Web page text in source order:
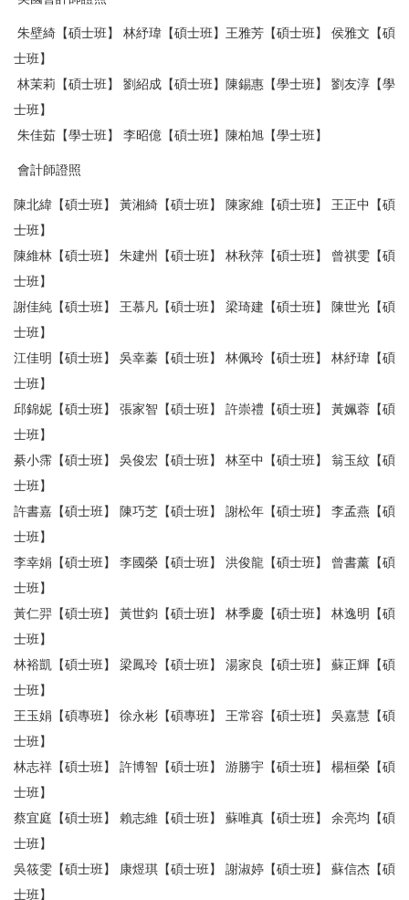
朱壁綺【碩士班】 林紓瑋【碩士班】王雅芳【碩士班】 侯雅文【碩
士班】
林茉莉【碩士班】 劉紹成【碩士班】陳錫惠【學士班】 劉友淳【學
士班】
朱佳茹【學士班】 李昭億【碩士班】陳柏旭【學士班】
會計師證照
陳北緯【碩士班】 黃湘綺【碩士班】 陳家維【碩士班】 王正中【碩
士班】
陳維林【碩士班】 朱建州【碩士班】 林秋萍【碩士班】 曾祺雯【碩
士班】
謝佳純【碩士班】 王慕凡【碩士班】 梁琦建【碩士班】 陳世光【碩
士班】
江佳明【碩士班】 吳幸蓁【碩士班】 林佩玲【碩士班】 林紓瑋【碩
士班】
邱錦妮【碩士班】 張家智【碩士班】 許崇禮【碩士班】 黃姵蓉【碩
士班】
綦小霈【碩士班】 吳俊宏【碩士班】 林至中【碩士班】 翁玉紋【碩
士班】
許書嘉【碩士班】 陳巧芝【碩士班】 謝松年【碩士班】 李孟燕【碩
士班】
李幸娟【碩士班】 李國榮【碩士班】 洪俊龍【碩士班】 曾書薰【碩
士班】
黃仁羿【碩士班】 黃世鈞【碩士班】 林季慶【碩士班】 林逸明【碩
士班】
林裕凱【碩士班】 梁鳳玲【碩士班】 湯家良【碩士班】 蘇正輝【碩
士班】
王玉娟【碩專班】 徐永彬【碩專班】 王常容【碩士班】 吳嘉慧【碩
士班】
林志祥【碩士班】 許博智【碩士班】 游勝宇【碩士班】 楊桓榮【碩
士班】
蔡宜庭【碩士班】 賴志維【碩士班】 蘇唯真【碩士班】 余亮均【碩
士班】
吳筱雯【碩士班】 康煜琪【碩士班】 謝淑婷【碩士班】 蘇信杰【碩
士班】